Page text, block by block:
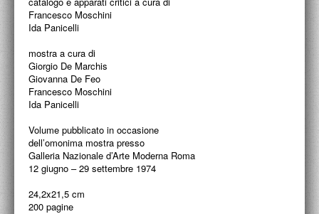
PROGETTI CULTURALI
PROGETTO T.E.S.I.
Francesco Moschini
Ida Panicelli
mostra a cura di
Giorgio De Marchis
Giovanna De Feo
Francesco Moschini
Ida Panicelli
Volume pubblicato in occasione
dell’omonima mostra presso
Galleria Nazionale d’Arte Moderna Roma
12 giugno – 29 settembre 1974
24,2x21,5 cm
200 pagine